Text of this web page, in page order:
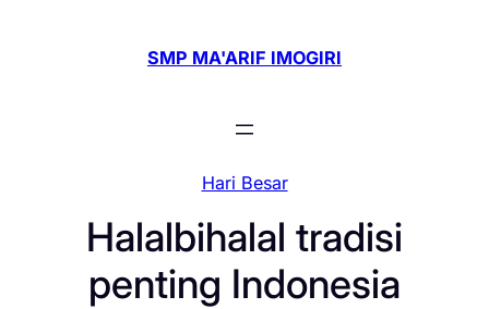
SMP MA'ARIF IMOGIRI
Hari Besar
Halalbihalal tradisi
penting Indonesia